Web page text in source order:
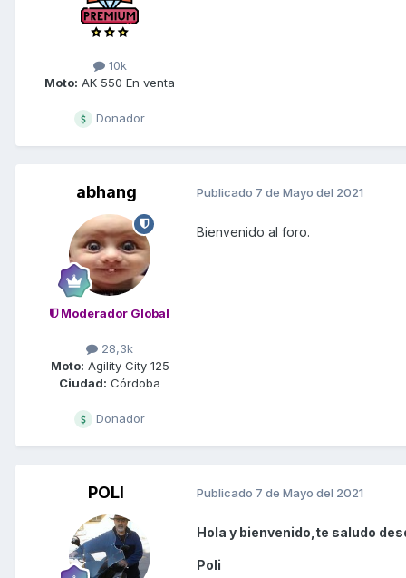
10k
Moto: AK 550 En venta
Donador
abhang
Moderador Global
28,3k
Moto: Agility City 125
Ciudad: Córdoba
Donador
Publicado 7 de Mayo del 2021
Bienvenido al foro.
POLI Publicado 7 de Mayo del 2021
Hola y bienvenido,te saludo
Poli